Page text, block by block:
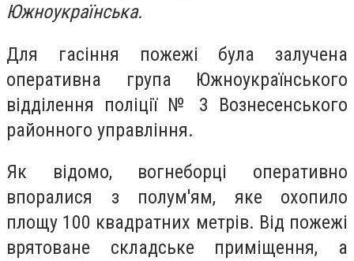
Южноукраїнська.
Для гасіння пожежі була залучена
оперативна група Южноукраїнського
відділення поліції № 3 Вознесенського
районного управління.
Як відомо, вогнеборці оперативно
впоралися з полум'ям, яке охопило
площу 100 квадратних метрів. Від пожежі
врятоване складське приміщення, а